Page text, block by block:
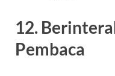
12.
Pembaca